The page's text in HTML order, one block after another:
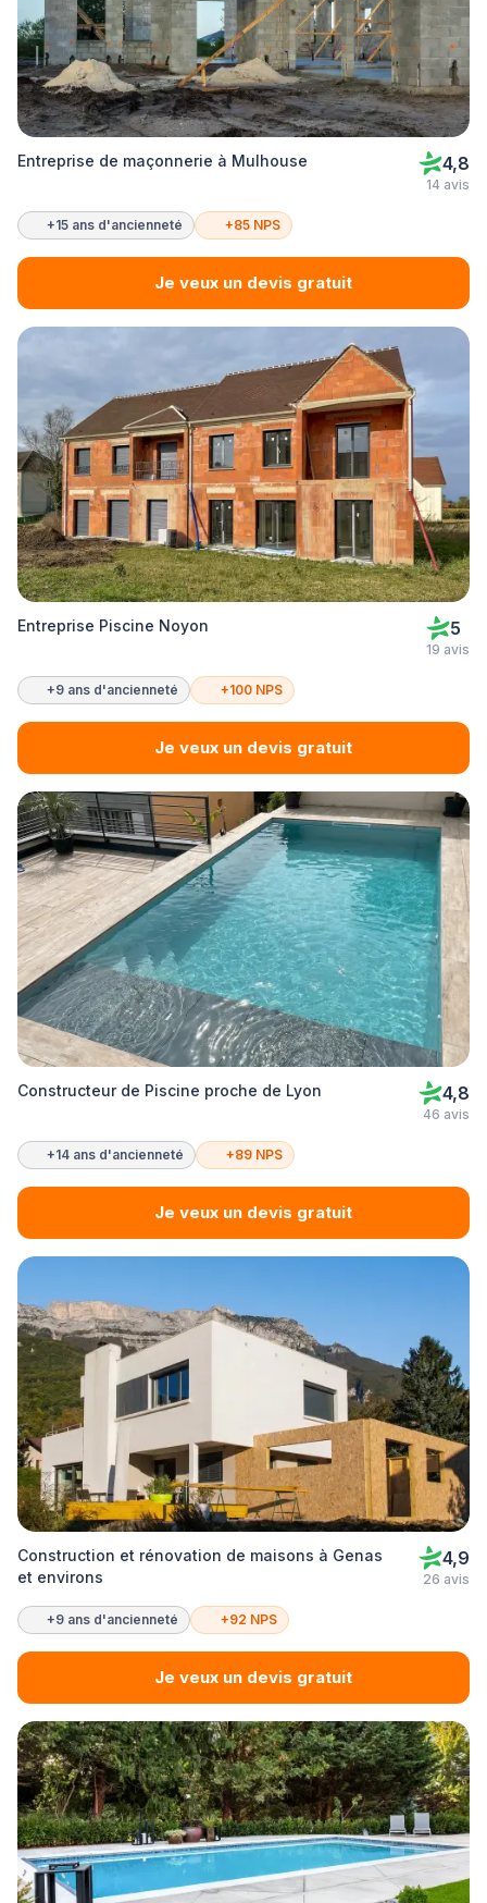
Entreprise de maçonnerie à Mulhouse 4,8
14 avis
+15 ans d'ancienneté +85 NPS
Je veux un devis gratuit
Entreprise Piscine Noyon 5
19 avis
+9 ans d'ancienneté +100 NPS
Je veux un devis gratuit
Constructeur de Piscine proche de Lyon 4,8
46 avis
+14 ans d'ancienneté +89 NPS
Je veux un devis gratuit
Construction et rénovation de maisons à Genas
et environs
4,9
26 avis
+9 ans d'ancienneté +92 NPS
Je veux un devis gratuit